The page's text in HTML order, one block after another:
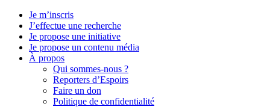
Je m’inscris
J’effectue une recherche
Je propose une initiative
Je propose un contenu média
À propos
Qui sommes-nous ?
Reporters d’Espoirs
Faire un don
Politique de confidentialité